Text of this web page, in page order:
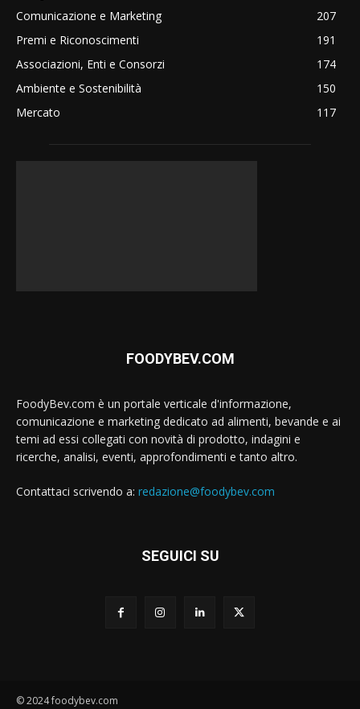
Comunicazione e Marketing
207
Premi e Riconoscimenti
191
Associazioni, Enti e Consorzi
174
Ambiente e Sostenibilità
150
Mercato
117
FOODYBEV.COM
FoodyBev.com è un portale verticale d'informazione,
comunicazione e marketing dedicato ad alimenti, bevande e ai
temi ad essi collegati con novità di prodotto, indagini e
ricerche, analisi, eventi, approfondimenti e tanto altro.
Contattaci scrivendo a: redazione@foodybev.com
SEGUICI SU
© 2024 foodybev.com